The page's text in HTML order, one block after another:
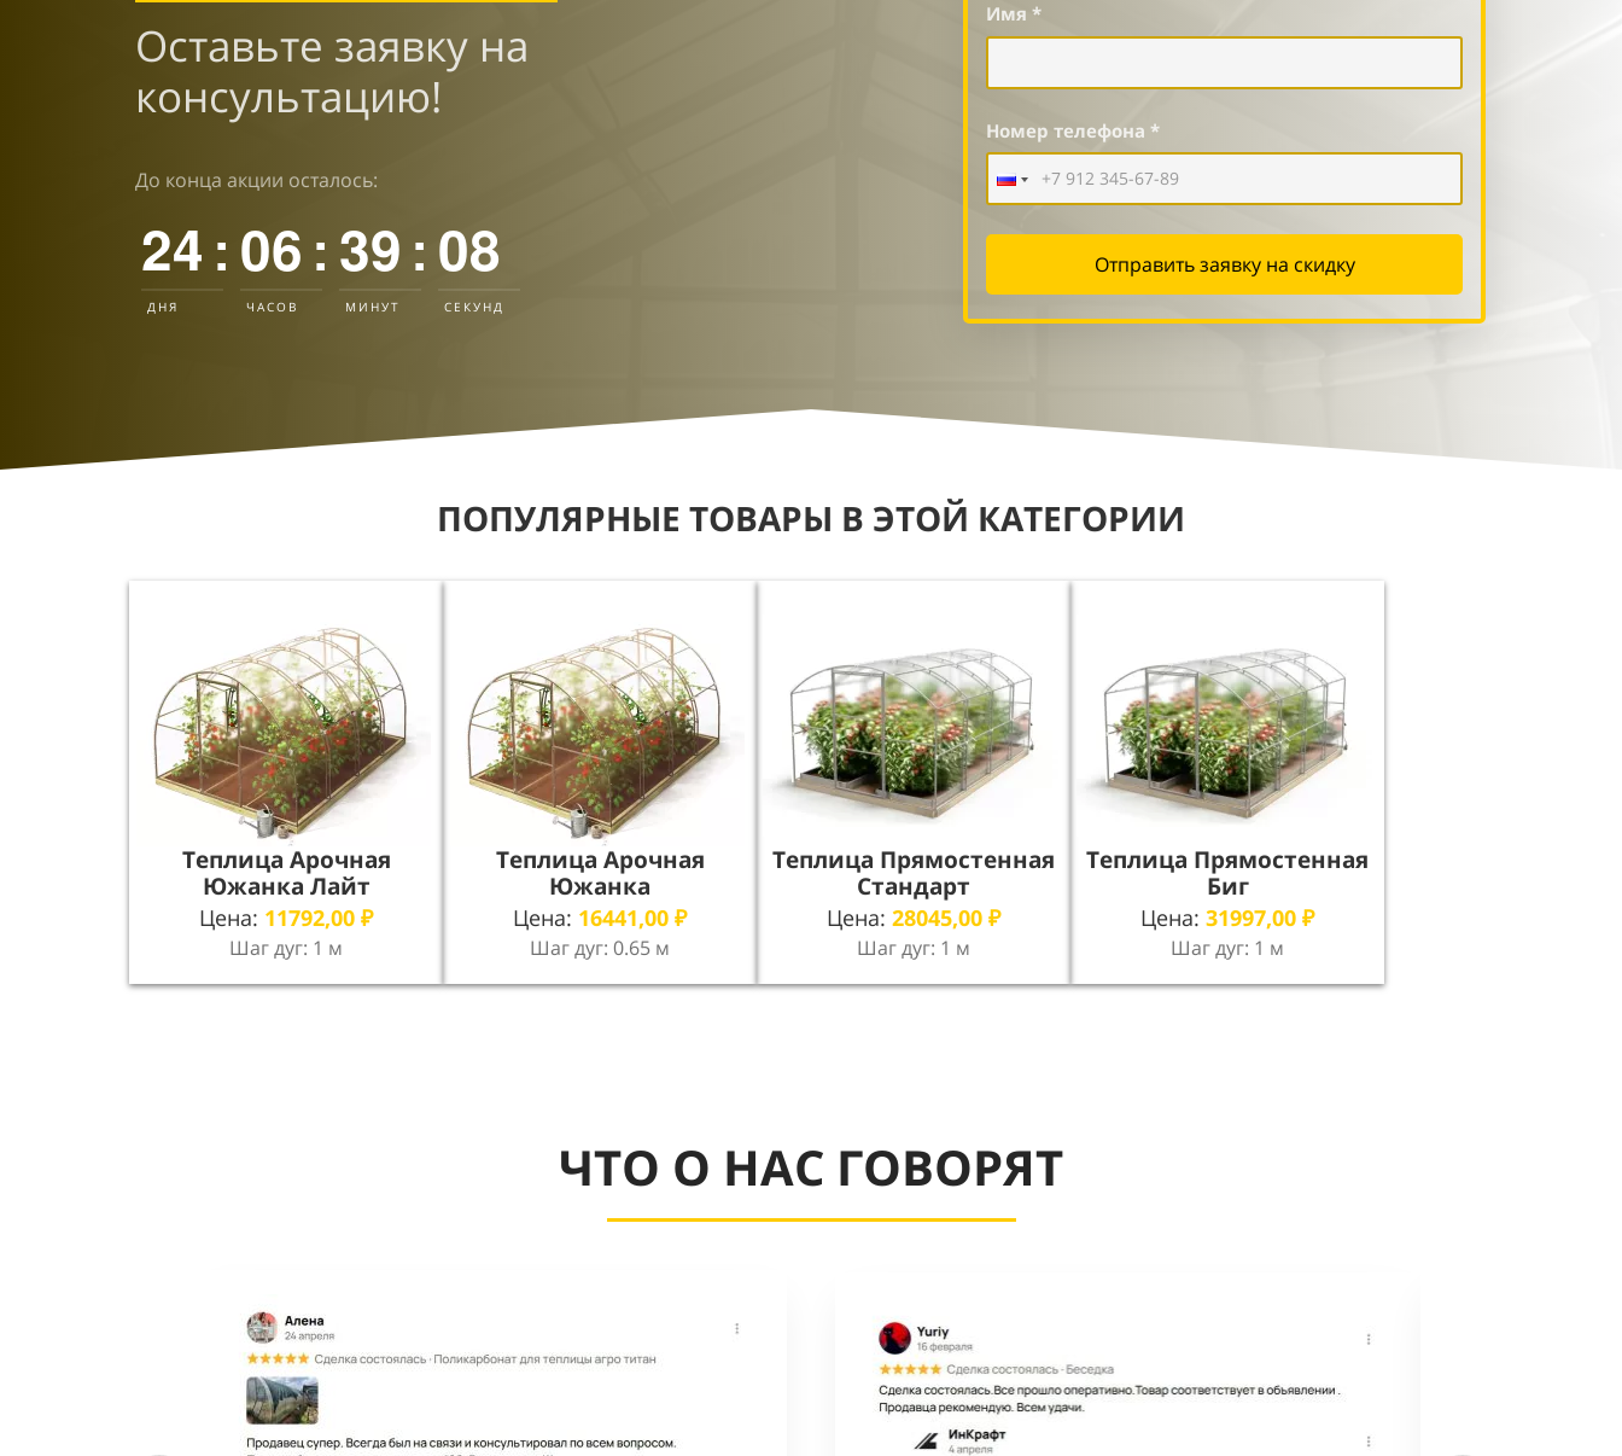
Оставьте заявку на
консультацию!
До конца акции осталось:
24:
ДНЯ
06:
ЧАСОВ
39:
МИНУТ
06
СЕКУНД
Имя *
Номер телефона *
Отправить заявку на скидку
ПОПУЛЯРНЫЕ ТОВАРЫ В ЭТОЙ КАТЕГОРИИ
Теплица Арочная
Южанка Лайт
Цена: 11792,00 ₽
Шаг дуг: 1 м
Теплица Арочная
Южанка
Цена: 16441,00 ₽
Шаг дуг: 0.65 м
Теплица Прямостенная
Стандарт
Цена: 28045,00 ₽
Шаг дуг: 1 м
Теплица Прямостенная
Биг
Цена: 31997,00 ₽
Шаг дуг: 1 м
ЧТО О НАС ГОВОРЯТ